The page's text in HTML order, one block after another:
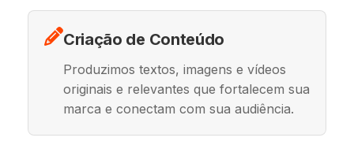
Criação de Conteúdo
Produzimos textos, imagens e vídeos
originais e relevantes que fortalecem sua
marca e conectam com sua audiência.